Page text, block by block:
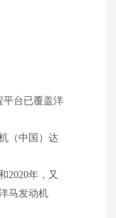
平台已覆盖洋
（中国）达
2020年，又
马发动机